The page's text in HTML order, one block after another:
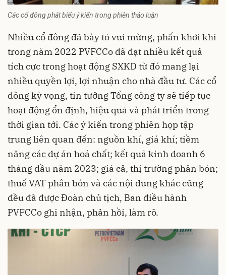
Các cổ đông phát biểu ý kiến trong phiên thảo luận
Nhiều cổ đông đã bày tỏ vui mừng, phấn khởi khi
trong năm 2022 PVFCCo đã đạt nhiều kết quả
tích cực trong hoạt động SXKD từ đó mang lại
nhiều quyền lợi, lợi nhuận cho nhà đầu tư. Các cổ
đông kỳ vọng, tin tưởng Tổng công ty sẽ tiếp tục
hoạt động ổn định, hiệu quả và phát triển trong
thời gian tới. Các ý kiến trong phiên họp tập
trung liên quan đến: nguồn khí, giá khí; tiềm
năng các dự án hoá chất; kết quả kinh doanh 6
tháng đầu năm 2023; giá cả, thị trường phân bón;
thuế VAT phân bón và các nội dung khác cũng
đều đã được Đoàn chủ tịch, Ban điều hành
PVFCCo ghi nhận, phản hồi, làm rõ.